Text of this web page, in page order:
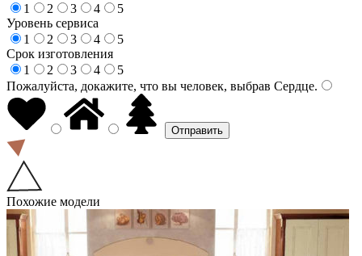
1
2 3 4
5
Уровень сервиса
1
2 3 4
5
Срок изготовления
1
2 3 4
5
Пожалуйста, докажите, что вы человек, выбрав Сердце.
Похожие модели